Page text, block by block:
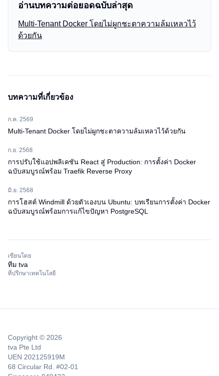
อ่านบทความต่อยอดฉบับล่าสุด
Multi-Tenant Docker โดยไม่ผูกชะตาความล้มเหลวไว้
ด้วยกัน
บทความที่เกี่ยวข้อง
ก.ค. 2569
Multi-Tenant Docker โดยไม่ผูกชะตาความล้มเหลวไว้ด้วยกัน
ก.ย. 2568
การปรับใช้แอปพลิเคชัน React สู่ Production: การตั้งค่า Docker
ฉบับสมบูรณ์พร้อม Traefik Reverse Proxy
มิ.ย. 2568
การโฮสต์ Windmill ด้วยตัวเองบน Ubuntu: บทเรียนการตั้งค่า Docker
ฉบับสมบูรณ์พร้อมการแก้ไขปัญหา PostgreSQL
เขียนโดย
ทีม tva
ที่ปรึกษาเทคโนโลยี
Copyright © 2026
tva Pte Ltd
UEN 202125919M
68 Circular Rd. #02-01